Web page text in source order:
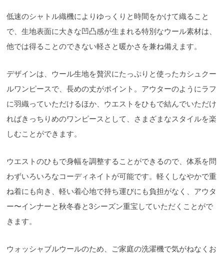
低速のシャトル織機によりゆっくりと時間をかけて織ること
で、生地表面に大きな凹凸感が生まれる特別なウール素材は、
他では得ることのできない軽さと暖かさを兼ね備えます。
デザインは、ウール生地を贅沢にたっぷりと使ったカシュクー
ルワンピースで、長めの丈がポイント。アウターのようにラフ
に羽織っていただけるほか、ウエストをひもで結んでいただけ
ればきっちりめのワンピースとして、さまざまなスタイルを楽
しむことができます。
ウエストのひもで身幅を調整することができるので、体系を問
わずいろいろなコーディネイトが可能です。軽くしなやかで重
ね着にも向き、軽い着心地で持ち運びにも負担がなく、アウタ
ー〜インナーと秋冬春と3シーズン重宝していただくことがで
きます。
ウォッシャブルウールのため、ご家庭の洗濯機で気がねなくお